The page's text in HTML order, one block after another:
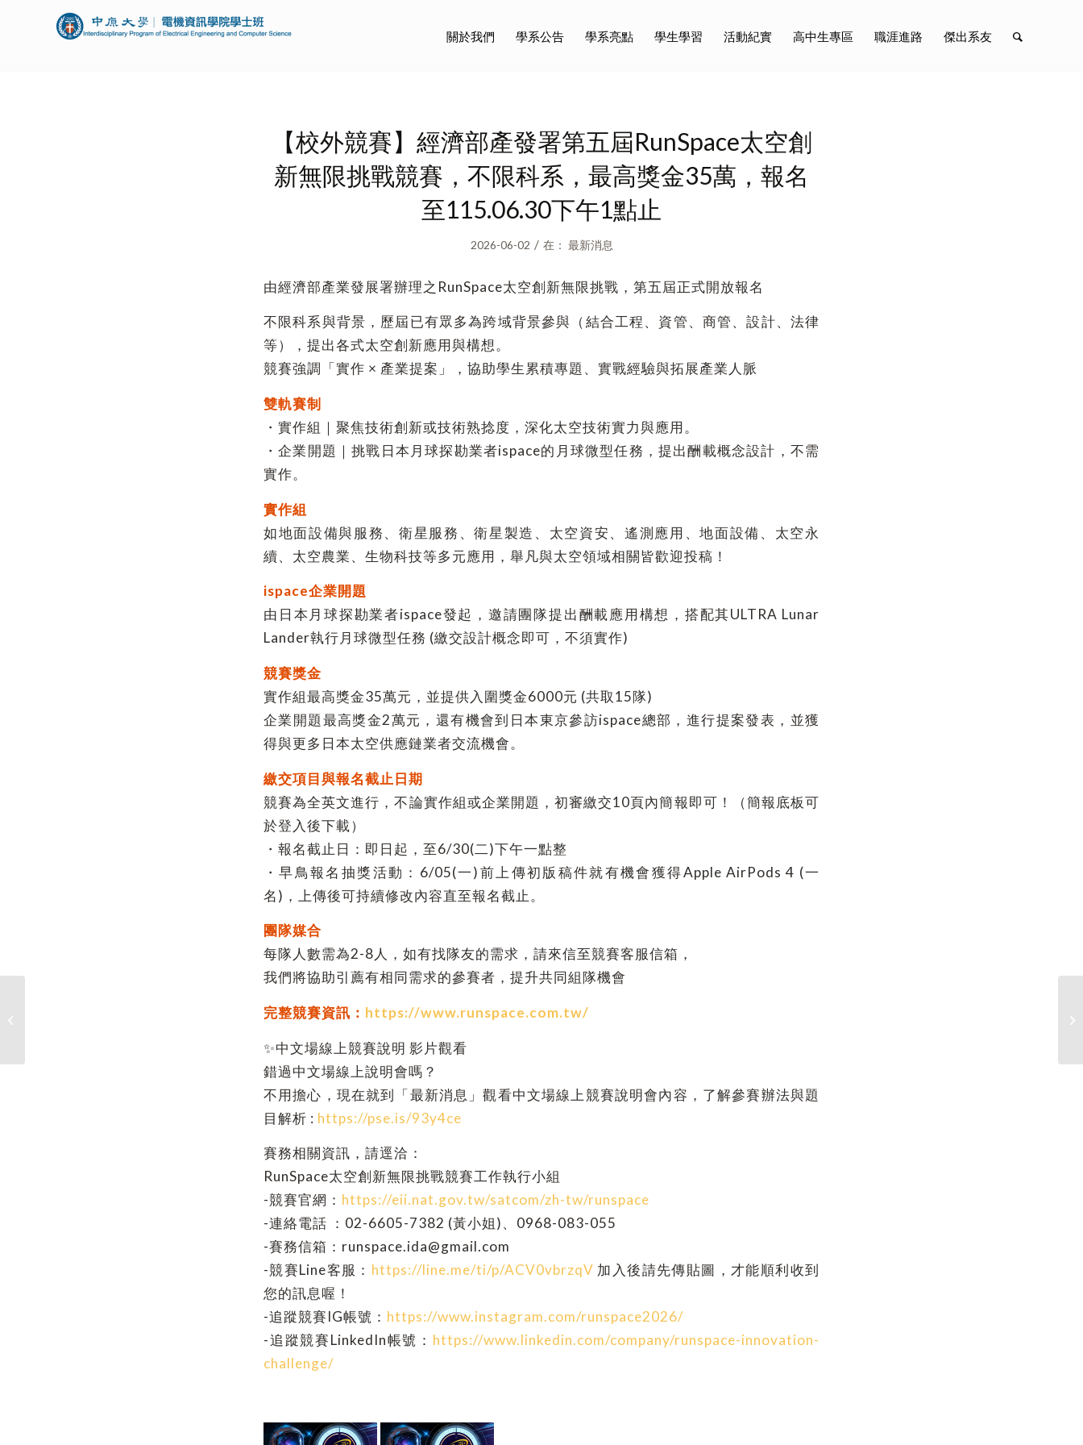
關於我們 學系公告 學系亮點 學生學習 活動紀實 高中生專區 職涯進路 傑出系友
【校外競賽】經濟部產發署第五屆RunSpace太空創
新無限挑戰競賽，不限科系，最高獎金35萬，報名
至115.06.30下午1點止
2026-06-02 / 在： 最新消息
由經濟部產業發展署辦理之RunSpace太空創新無限挑戰，第五屆正式開放報名
不限科系與背景，歷屆已有眾多為跨域背景參與（結合工程、資管、商管、設計、法律
等），提出各式太空創新應用與構想。
競賽強調「實作 × 產業提案」，協助學生累積專題、實戰經驗與拓展產業人脈
雙軌賽制
・實作組｜聚焦技術創新或技術熟捻度，深化太空技術實力與應用。
・企業開題｜挑戰日本月球探勘業者ispace的月球微型任務，提出酬載概念設計，不需
實作。
實作組
如地面設備與服務、衛星服務、衛星製造、太空資安、遙測應用、地面設備、太空永
續、太空農業、生物科技等多元應用，舉凡與太空領域相關皆歡迎投稿！
ispace企業開題
由日本月球探勘業者ispace發起，邀請團隊提出酬載應用構想，搭配其ULTRA Lunar
Lander執行月球微型任務 (繳交設計概念即可，不須實作)
競賽獎金
實作組最高獎金35萬元，並提供入圍獎金6000元 (共取15隊)
企業開題最高獎金2萬元，還有機會到日本東京參訪ispace總部，進行提案發表，並獲
得與更多日本太空供應鏈業者交流機會。
繳交項目與報名截止日期
競賽為全英文進行，不論實作組或企業開題，初審繳交10頁內簡報即可！（簡報底板可
於登入後下載）
・報名截止日：即日起，至6/30(二)下午一點整
・早鳥報名抽獎活動：6/05(一)前上傳初版稿件就有機會獲得Apple AirPods 4 (一
名)，上傳後可持續修改內容直至報名截止。
團隊媒合
每隊人數需為2-8人，如有找隊友的需求，請來信至競賽客服信箱，
我們將協助引薦有相同需求的參賽者，提升共同組隊機會
完整競賽資訊： https://www.runspace.com.tw/
✨中文場線上競賽說明 影片觀看
錯過中文場線上說明會嗎？
不用擔心，現在就到「最新消息」觀看中文場線上競賽說明會內容，了解參賽辦法與題
目解析 : https://pse.is/93y4ce
賽務相關資訊，請逕洽：
RunSpace太空創新無限挑戰競賽工作執行小組
-競賽官網： https://eii.nat.gov.tw/satcom/zh-tw/runspace
-連絡電話 ：02-6605-7382 (黃小姐)、0968-083-055
-賽務信箱：runspace.ida@gmail.com
-競賽Line客服： https://line.me/ti/p/ACV0vbrzqV 加入後請先傳貼圖，才能順利收到
您的訊息喔！
-追蹤競賽IG帳號： https://www.instagram.com/runspace2026/
-追蹤競賽LinkedIn帳號： https://www.linkedin.com/company/runspace-innovation-
challenge/